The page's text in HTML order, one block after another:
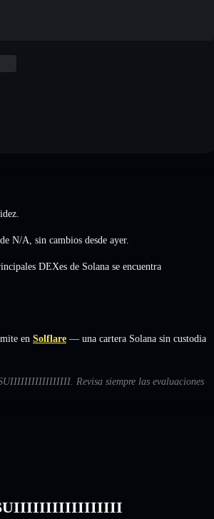
N/A sin cambios desde ayer.
DEXes de Solana se encuentra
en Solflare — una cartera Solana sin custodia
SUIIIIIIIIIIIIIIIII. Revisa siempre las evaluaciones
SUIIIIIIIIIIIIIIIII